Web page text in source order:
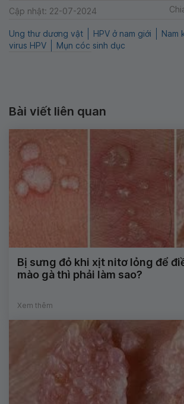
Cập nhật: 22-07-2024
Ung thư dương vật HPV ở nam giới
Nam
virus HPV
Mụn cóc sinh dục
Bài viết liên quan
Bị sưng đỏ khi xịt nitơ lỏng để
mào gà thì phải làm sao?
Xem thêm